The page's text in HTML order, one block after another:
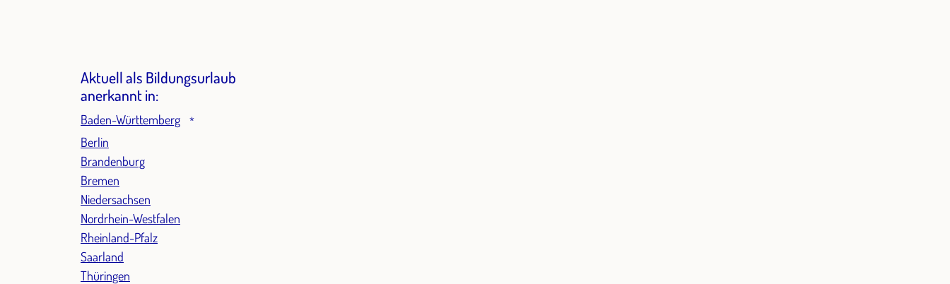
Aktuell als Bildungsurlaub
anerkannt in:
Baden-Württemberg *
Berlin
Brandenburg
Bremen
Niedersachsen
Nordrhein-Westfalen
Rheinland-Pfalz
Saarland
Thüringen